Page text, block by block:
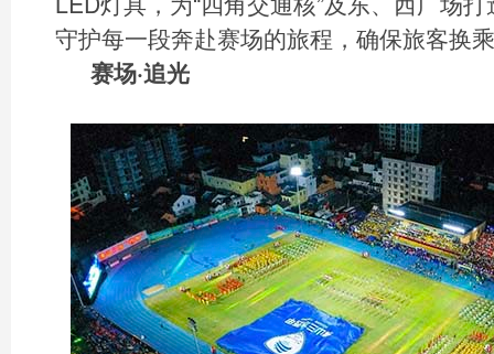
守护每一段奔赴赛场的旅程，确保旅客换
赛场·追光